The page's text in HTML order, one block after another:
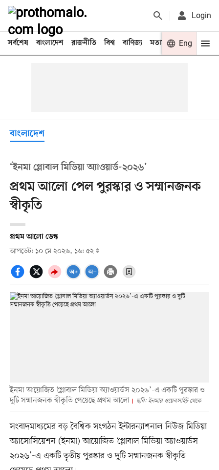
Login
সর্বশেষ বাংলাদেশ রাজনীতি বিশ্ব বাণিজ্য মতামত খেলা
Eng
বাংলাদেশ
‘ইনমা গ্লোবাল মিডিয়া অ্যাওয়ার্ড-২০২৬’
প্রথম আলো পেল পুরস্কার ও সম্মানজনক
স্বীকৃতি
প্রথম আলো ডেস্ক
আপডেট: ১০ মে ২০২৬, ১৬: ৫২
ইনমা আয়োজিত ‘গ্লোবাল মিডিয়া অ্যাওয়ার্ডস ২০২৬’-এ একটি পুরস্কার ও
দুটি সম্মানজনক স্বীকৃতি পেয়েছে প্রথম আলো
ছবি: ইনমার ওয়েবসাইট থেকে
সংবাদমাধ্যমের বড় বৈশ্বিক সংগঠন ইন্টারন্যাশনাল নিউজ মিডিয়া
অ্যাসোসিয়েশন (ইনমা) আয়োজিত ‘গ্লোবাল মিডিয়া অ্যাওয়ার্ডস
২০২৬’-এ একটি তৃতীয় পুরস্কার ও দুটি সম্মানজনক স্বীকৃতি